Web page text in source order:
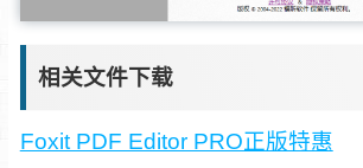
相关文件下载
Foxit PDF Editor PRO正版特惠